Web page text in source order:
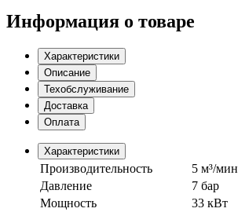
Информация о товаре
Характеристики
Описание
Техобслуживание
Доставка
Оплата
Характеристики
Производительность
5 м³/мин
Давление
7 бар
Мощность
33 кВт